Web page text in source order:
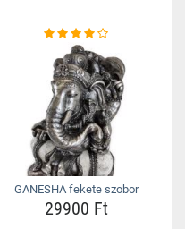
GANESHA fekete szobor
29900 Ft